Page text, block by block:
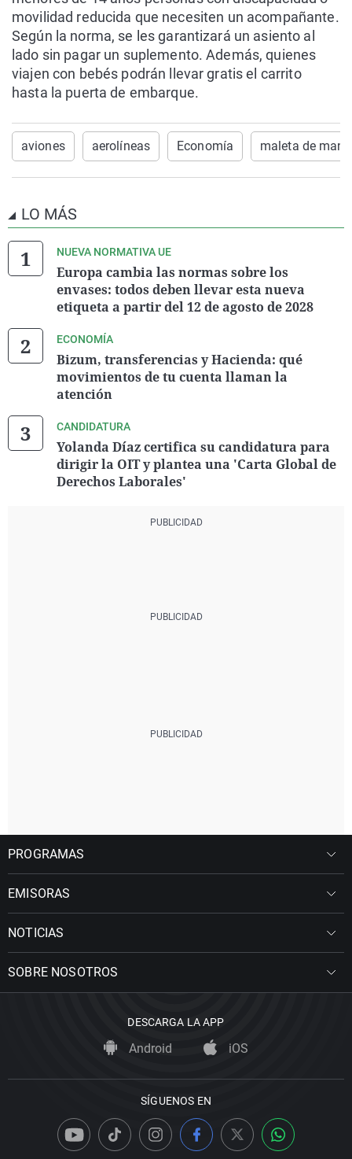
movilidad reducida que necesiten un acompañante.
Según la norma, se les garantizará un asiento al
lado sin pagar un suplemento. Además, quienes
viajen con bebés podrán llevar gratis el carrito
hasta la puerta de embarque.
aviones aerolíneas Economía maleta de mano
LO MÁS
NUEVA NORMATIVA UE
Europa cambia las normas sobre los
envases: todos deben llevar esta nueva
etiqueta a partir del 12 de agosto de 2028
ECONOMÍA
Bizum, transferencias y Hacienda: qué
movimientos de tu cuenta llaman la
atención
CANDIDATURA
Yolanda Díaz certifica su candidatura para
dirigir la OIT y plantea una 'Carta Global de
Derechos Laborales'
PROGRAMAS
EMISORAS
NOTICIAS
SOBRE NOSOTROS
DESCARGA LA APP
Android iOS
SÍGUENOS EN